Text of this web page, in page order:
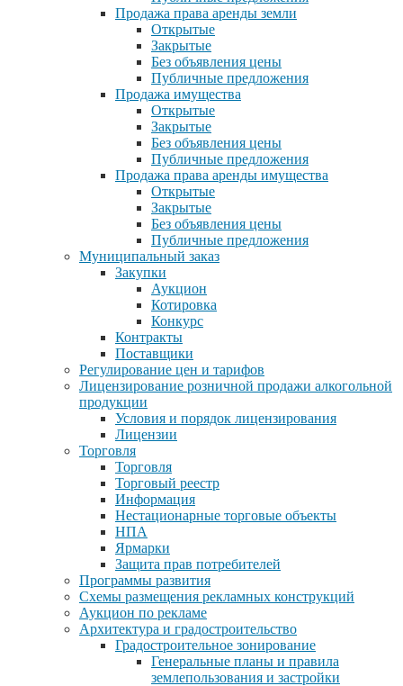
Продажа права аренды земли
Открытые
Закрытые
Без объявления цены
Публичные предложения
Продажа имущества
Открытые
Закрытые
Без объявления цены
Публичные предложения
Продажа права аренды имущества
Открытые
Закрытые
Без объявления цены
Публичные предложения
Муниципальный заказ
Закупки
Аукцион
Котировка
Конкурс
Контракты
Поставщики
Регулирование цен и тарифов
Лицензирование розничной продажи алкогольной
продукции
Условия и порядок лицензирования
Лицензии
Торговля
Торговля
Торговый реестр
Информация
Нестационарные торговые объекты
НПА
Ярмарки
Защита прав потребителей
Программы развития
Схемы размещения рекламных конструкций
Аукцион по рекламе
Архитектура и градостроительство
Градостроительное зонирование
Генеральные планы и правила
землепользования и застройки